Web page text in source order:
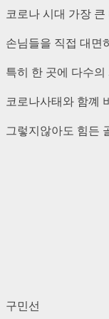
코로나 시대 가장
손님들을 직접 대면
특히 한 곳에 다수
코로나사태와 함꼐
그렇지않아도 힘든
구민선